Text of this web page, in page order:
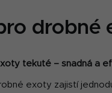
drobné
tekuté – snadná a
exoty zajistí